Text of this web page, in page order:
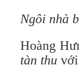
Ngôi nhà
Hoàng
tàn thu